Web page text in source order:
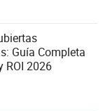
Guía Completa
ROI 2026